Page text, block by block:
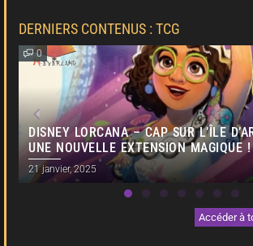
DERNIERS CONTENUS : TCG
0
DISNEY LORCANA – CAP SUR L’ÎLE
UNE NOUVELLE EXTENSION MAGIQUE !
21 janvier, 2025
Accéder à